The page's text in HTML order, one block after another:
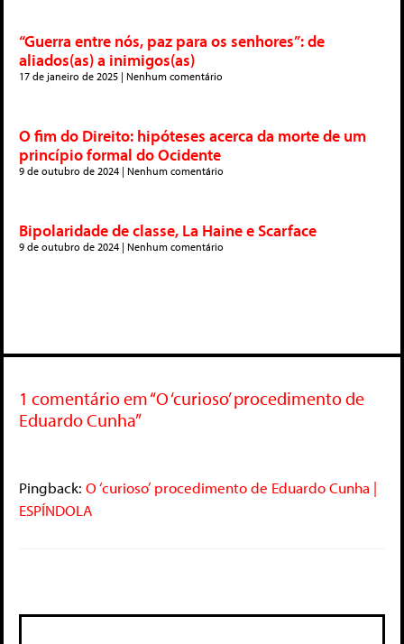
“Guerra entre nós, paz para os senhores”: de
aliados(as) a inimigos(as)
17 de janeiro de 2025 Nenhum comentário
O fim do Direito: hipóteses acerca da morte de um
princípio formal do Ocidente
9 de outubro de 2024 Nenhum comentário
Bipolaridade de classe, La Haine e Scarface
9 de outubro de 2024 Nenhum comentário
1 comentário em “O ‘curioso’ procedimento de
Eduardo Cunha”
Pingback: O ‘curioso’ procedimento de Eduardo Cunha |
ESPÍNDOLA